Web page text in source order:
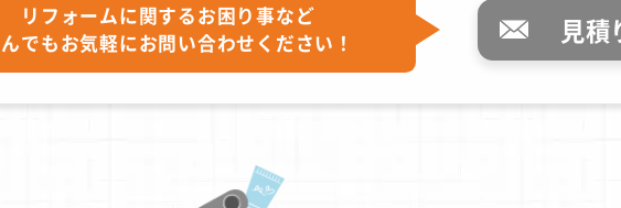
リフォームに関するお困り事など
でもお気軽にお問い合わせください！
見